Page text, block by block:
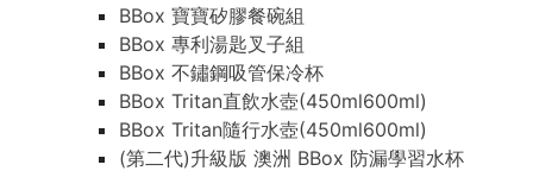
BBox 寶寶矽膠餐碗組
BBox 專利湯匙叉子組
BBox 不鏽鋼吸管保冷杯
BBox Tritan直飲水壺(450ml600ml)
BBox Tritan隨行水壺(450ml600ml)
(第二代)升級版 澳洲 BBox 防漏學習水杯